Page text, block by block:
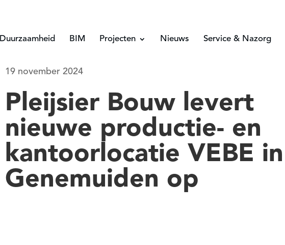
Duurzaamheid BIM Projecten Nieuws Service & Nazorg
19 november 2024
Pleijsier Bouw levert
nieuwe productie- en
kantoorlocatie VEBE in
Genemuiden op